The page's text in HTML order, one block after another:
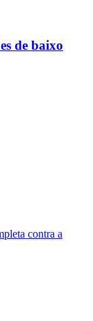
de baixo
contra a